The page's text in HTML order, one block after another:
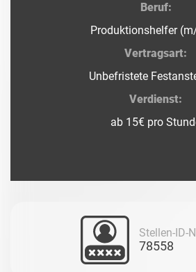
Beruf:
Produktionshelfer
Vertragsart:
Unbefristete
Verdienst:
ab 15€ pro
Stellen-ID-
78558